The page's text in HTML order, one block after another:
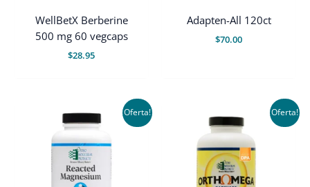
WellBetX Berberine
500 mg 60 vegcaps
$28.95
Adapten-All 120ct
$70.00
Oferta! Oferta!